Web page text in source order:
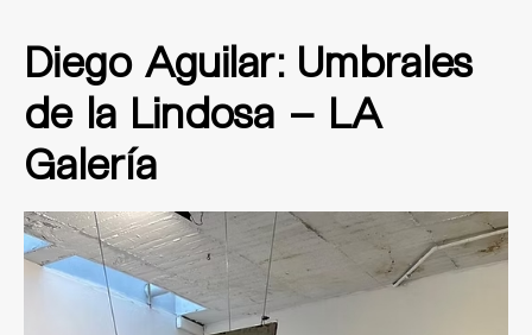
Diego Aguilar: Umbrales
de la Lindosa – LA
Galería